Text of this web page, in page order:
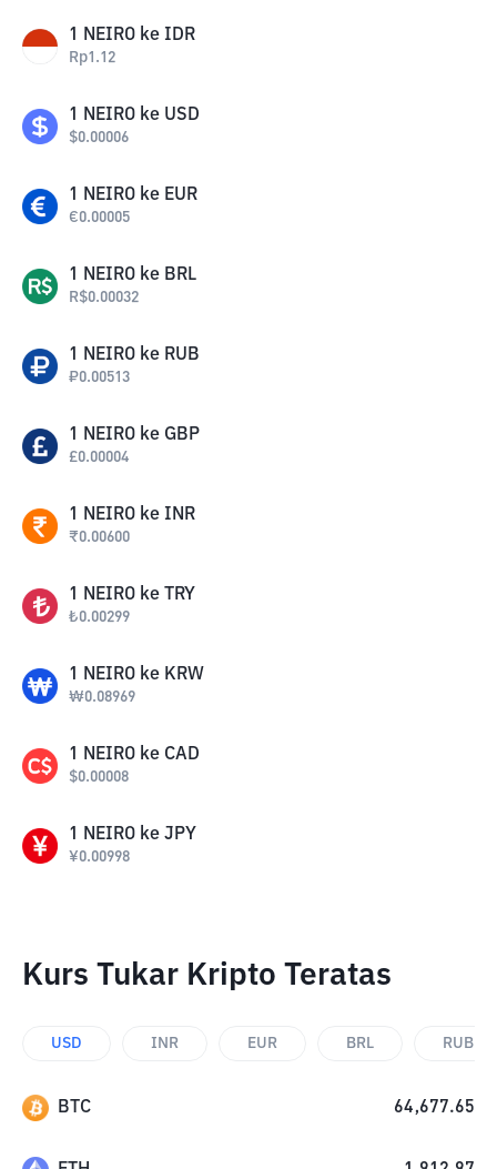
1 NEIRO ke IDR
Rp1.12
1 NEIRO ke USD
$0.00006
1 NEIRO ke EUR
€0.00005
1 NEIRO ke BRL
R$0.00032
1 NEIRO ke RUB
₽0.00513
1 NEIRO ke GBP
£0.00004
1 NEIRO ke INR
₹0.00600
1 NEIRO ke TRY
₺0.00299
1 NEIRO ke KRW
₩0.08969
1 NEIRO ke CAD
$0.00008
1 NEIRO ke JPY
¥0.00998
Kurs Tukar Kripto Teratas
USD INR EUR BRL RUB
BTC 64,677.65